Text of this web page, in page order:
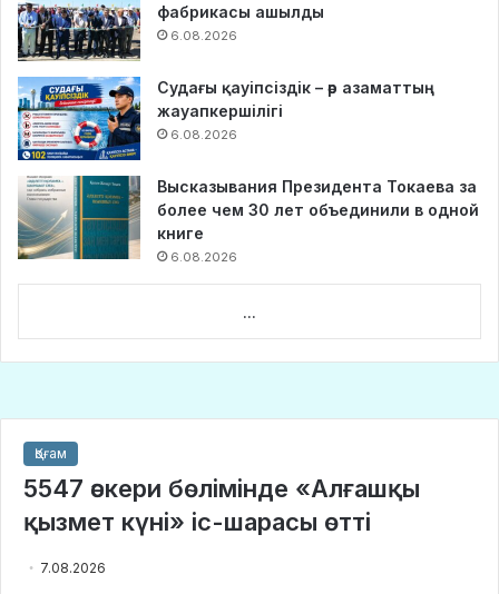
фабрикасы ашылды
6.08.2026
Судағы қауіпсіздік – әр азаматтың
жауапкершілігі
6.08.2026
Высказывания Президента Токаева за
более чем 30 лет объединили в одной
книге
6.08.2026
...